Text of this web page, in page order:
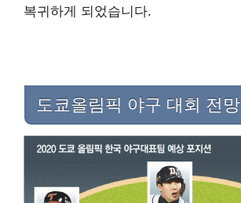
복귀하게 되었습니다.
도쿄올림픽 야구 대회 전망